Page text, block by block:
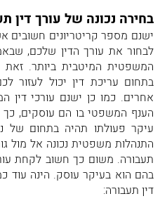
בחירה נכונה של עורך דין
ישנם מספר קריטריונים חשובים
לבחור את עורך הדין שלכם,
המשפטית המיטבית ביותר.
בתחום עריכת דין יכול לעזור
אחרים. כמו כן ישנם עורכי דין
הענף המשפטי בו הם עוסקים, כך
עיקר פעולתו תהיה בתחום של
התנהלות משפטית נכונה אל מול
תעבורה. משום כך חשוב לקחת
בהם הוא בעיקר עוסק. הינה עוד
דין תעבורה: